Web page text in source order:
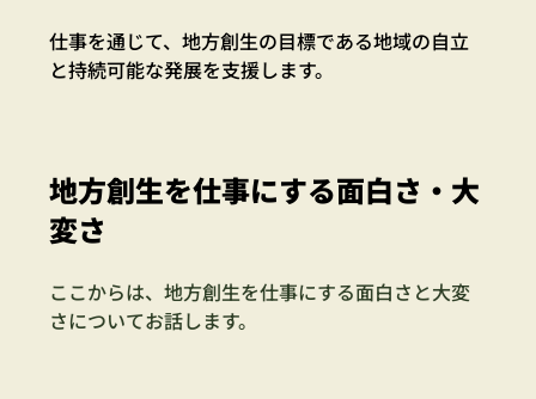
仕事を通じて、地方創生の目標である地域の自立
と持続可能な発展を支援します。
地方創生を仕事にする面白さ・大
変さ
ここからは、地方創生を仕事にする面白さと大変
さについてお話します。